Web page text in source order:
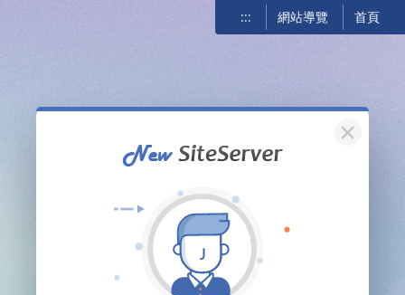
::: 網站導覽 首頁
關閉